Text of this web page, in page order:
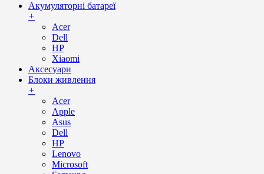
Акумуляторні батареї
+
Acer
Dell
HP
Xiaomi
Аксесуари
Блоки живлення
+
Acer
Apple
Asus
Dell
HP
Lenovo
Microsoft